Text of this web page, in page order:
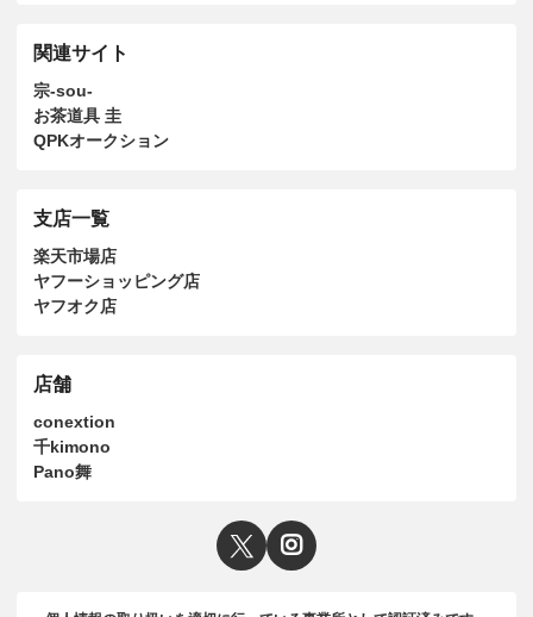
関連サイト
宗-sou-
お茶道具 圭
QPKオークション
支店一覧
楽天市場店
ヤフーショッピング店
ヤフオク店
店舗
conextion
千kimono
Pano舞